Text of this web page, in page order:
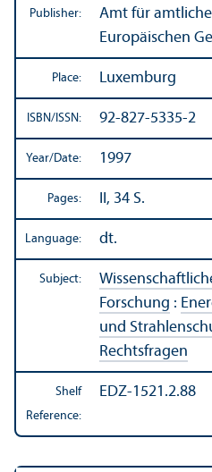
Publisher:
Amt für
Europäischen
Place: Luxemburg
ISBN/ISSN: 92-827-5335-2
Year/Date: 1997
Pages: II, 34 S.
Language: dt.
Subject:
Forschung :
und
Rechtsfragen
Shelf
Reference:
EDZ-1521.2.88